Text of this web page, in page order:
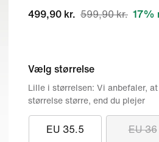
499,90 kr. 599,90 kr. 17%
Vælg størrelse
EU 35.5 EU 36
Lille i størrelsen: Vi anbefaler,
størrelse større, end du plejer